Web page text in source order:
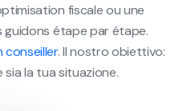
fiscale ou une
étape par étape.
conseiller. Il nostro obiettivo:
sia la tua situazione.